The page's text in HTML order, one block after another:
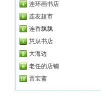
连环画书店
连友超市
连香飘飘
慧泉书店
大海边
老任的店铺
晋宝斋